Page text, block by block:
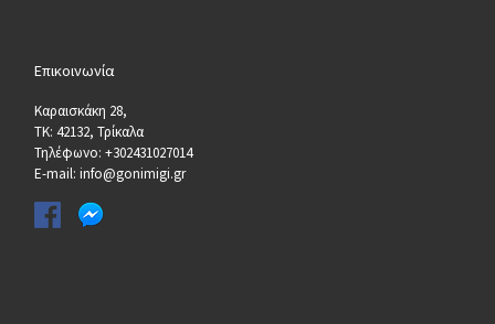
Επικοινωνία
Καραισκάκη 28,
ΤΚ: 42132, Τρίκαλα
Τηλέφωνο: +302431027014
E-mail: info@gonimigi.gr